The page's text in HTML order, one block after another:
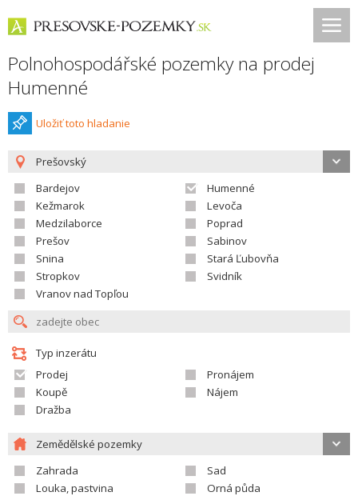
Polnohospodářské pozemky na prodej
Humenné
Uložiť toto hladanie
Prešovský
Bardejov
Humenné
Kežmarok
Levoča
Medzilaborce
Poprad
Prešov
Sabinov
Snina
Stará Ľubovňa
Stropkov
Svidník
Vranov nad Topľou
Typ inzerátu
Prodej
Pronájem
Koupě
Nájem
Dražba
Zemědělské pozemky
Zahrada
Sad
Louka, pastvina
Orná půda